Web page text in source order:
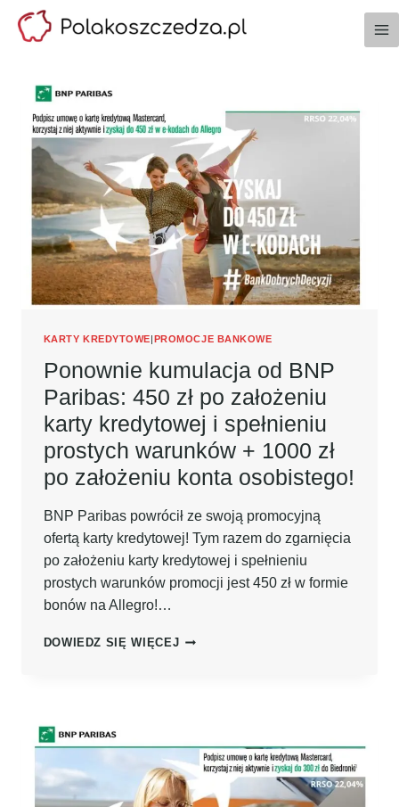
Przejdź
KARTY KREDYTOWE|PROMOCJE BANKOWE
Ponownie kumulacja od BNP
Paribas: 450 zł po założeniu
karty kredytowej i spełnieniu
prostych warunków + 1000 zł
po założeniu konta osobistego!
BNP Paribas powrócił ze swoją promocyjną
ofertą karty kredytowej! Tym razem do zgarnięcia
po założeniu karty kredytowej i spełnieniu
prostych warunków promocji jest 450 zł w formie
bonów na Allegro!…
DOWIEDZ SIĘ WIĘCEJPONOWNIE
ZŁ
PO
ZAŁOŻENIU
KARTY